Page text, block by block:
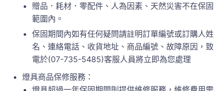
贈品．耗材．零配件、人為因素、天然災害不在保固
範圍內。
保固期間內如有任何疑問請註明訂單編號或訂購人姓
名、連絡電話、收貨地址、商品編號、故障原因，致
電於(07-735-5485)客服人員將立即為您處理
燈具商品保修服務：